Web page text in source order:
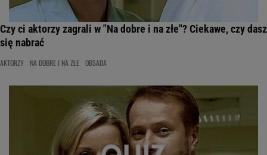
Czy ci aktorzy zagrali w "Na dobre i na złe"? Ciekawe, czy dasz
się nabrać
AKTORZY NA DOBRE I NA ZŁE OBSADA